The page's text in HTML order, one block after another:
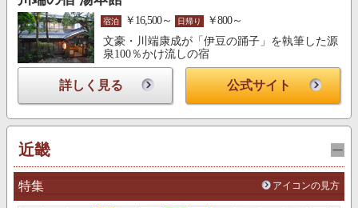
宿泊 ￥16,500～ 日帰り
￥800～
文豪・川端康成が「伊豆の踊子」を執筆した源
泉100％かけ流しの宿
詳しく見る 公式サイト
近畿
特集 アイコンの見方